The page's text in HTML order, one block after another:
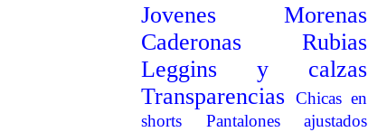
Jovenes
Morenas
Caderonas
Rubias
Leggins y calzas
Transparencias Chicas en
shorts
Pantalones ajustados